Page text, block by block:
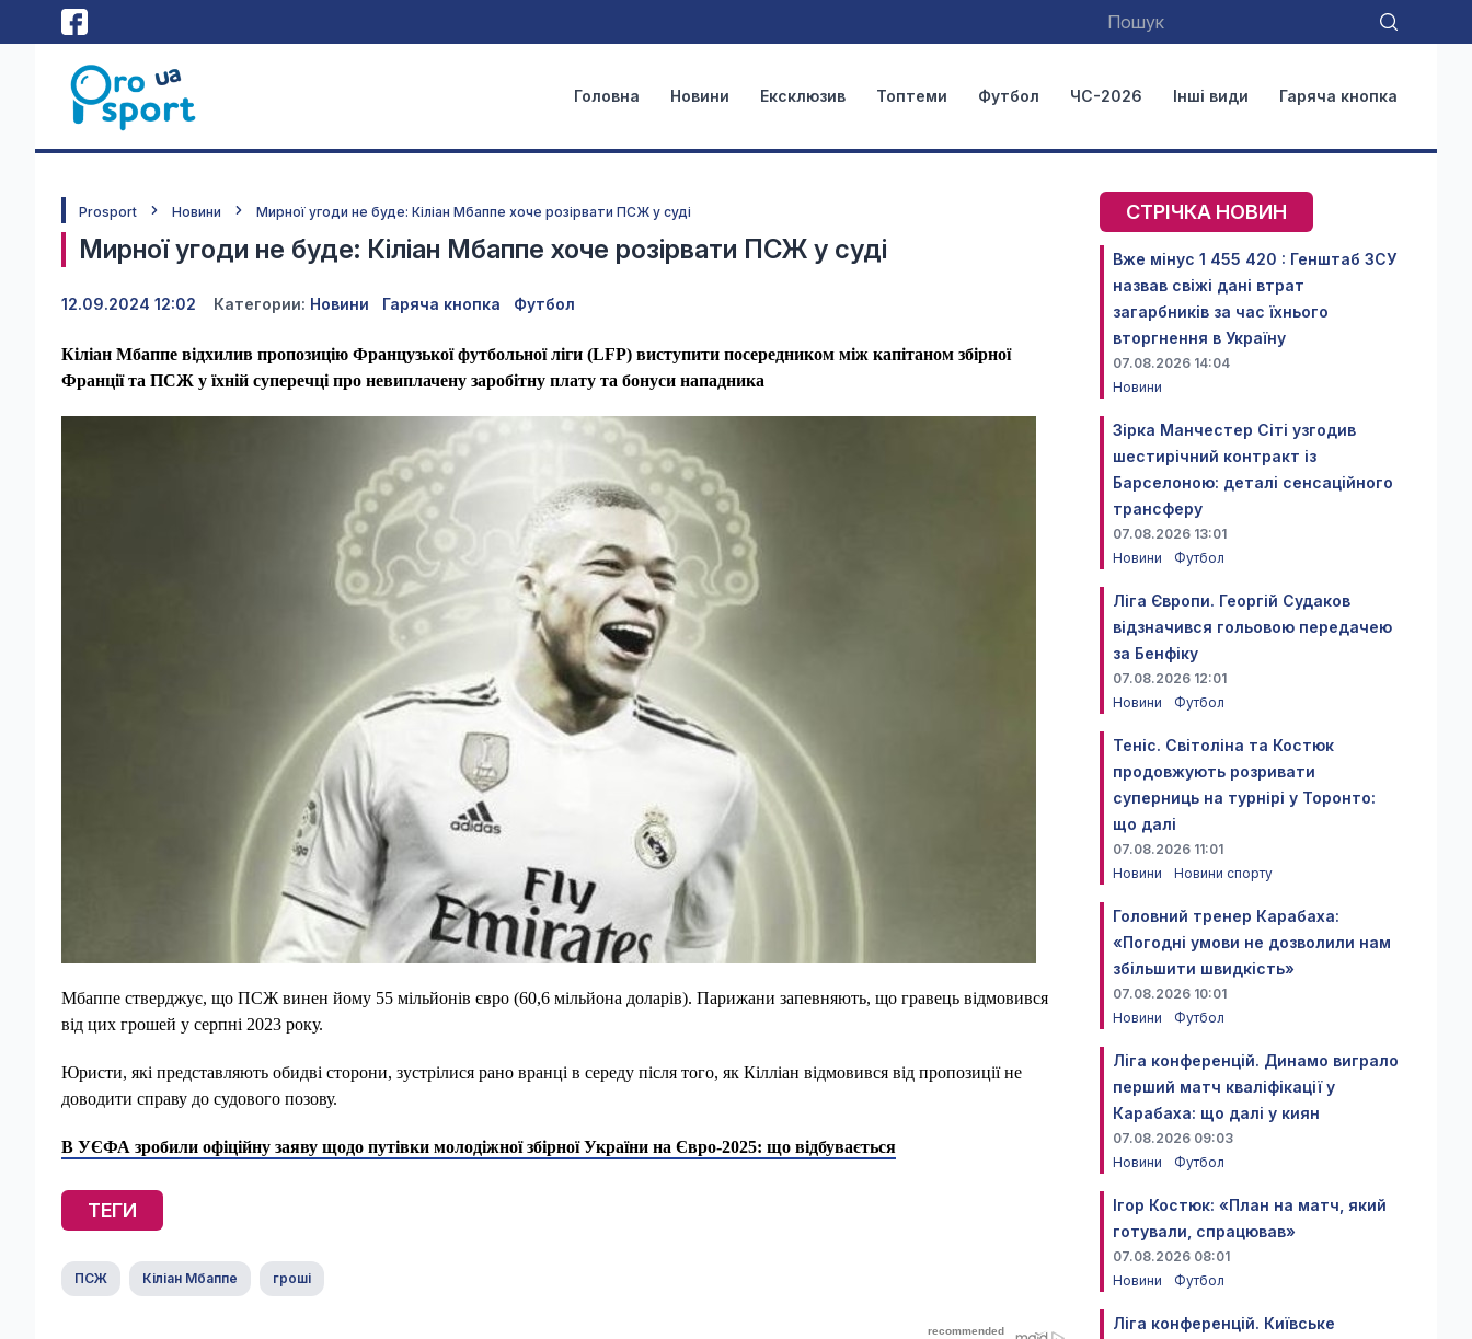
Головна Новини Ексклюзив Топтеми Футбол ЧС-2026 Інші види Гаряча кнопка
Prosport Новини Мирної угоди не буде: Кіліан Мбаппе хоче розірвати ПСЖ у суді
Мирної угоди не буде: Кіліан Мбаппе хоче розірвати ПСЖ у суді
12.09.2024 12:02 Категории: Новини Гаряча кнопка Футбол
Кіліан Мбаппе відхилив пропозицію Французької футбольної ліги (LFP) виступити посередником між капітаном збірної
Франції та ПСЖ у їхній суперечці про невиплачену заробітну плату та бонуси нападника
Мбаппе стверджує, що ПСЖ винен йому 55 мільйонів євро (60,6 мільйона доларів). Парижани запевняють, що гравець відмовився
від цих грошей у серпні 2023 року.
Юристи, які представляють обидві сторони, зустрілися рано вранці в середу після того, як Кілліан відмовився від пропозиції не
доводити справу до судового позову.
В УЄФА зробили офіційну заяву щодо путівки молодіжної збірної України на Євро-2025: що відбувається
ТЕГИ
ПСЖ Кіліан Мбаппе гроші
СТРІЧКА НОВИН
Вже мінус 1 455 420 : Генштаб ЗСУ
назвав свіжі дані втрат
загарбників за час їхнього
вторгнення в Україну
07.08.2026 14:04
Новини
Зірка Манчестер Сіті узгодив
шестирічний контракт із
Барселоною: деталі сенсаційного
трансферу
07.08.2026 13:01
Новини
Футбол
Ліга Європи. Георгій Судаков
відзначився гольовою передачею
за Бенфіку
07.08.2026 12:01
Новини
Футбол
Теніс. Світоліна та Костюк
продовжують розривати
суперниць на турнірі у Торонто:
що далі
07.08.2026 11:01
Новини
Новини спорту
Головний тренер Карабаха:
«Погодні умови не дозволили нам
збільшити швидкість»
07.08.2026 10:01
Новини
Футбол
Ліга конференцій. Динамо виграло
перший матч кваліфікації у
Карабаха: що далі у киян
07.08.2026 09:03
Новини
Футбол
Ігор Костюк: «План на матч, який
готували, спрацював»
07.08.2026 08:01
Новини
Футбол
Ліга конференцій. Київське